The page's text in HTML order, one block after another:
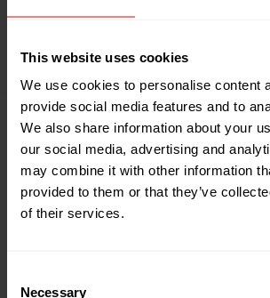
This website uses cookies
We use cookies to personalise content
provide social media features and to
We also share information about your
our social media, advertising and
may combine it with other information
provided to them or that they’ve
of their services.
Necessary
Besonderheiten
Hochdruck Zahnradpumpe